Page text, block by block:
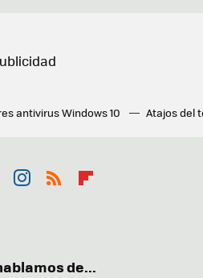
antivirus Windows 10 Atajos del
de...